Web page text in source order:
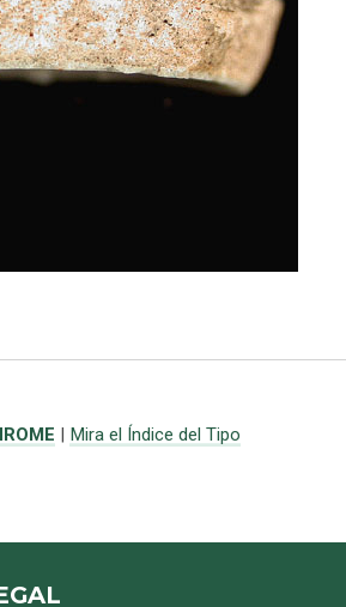
| Mira el Índice del Tipo